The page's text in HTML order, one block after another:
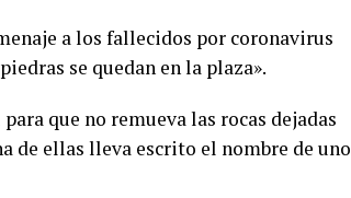
a los fallecidos por coronavirus
se quedan en la plaza».
que no remueva las rocas dejadas
de ellas lleva escrito el nombre de uno